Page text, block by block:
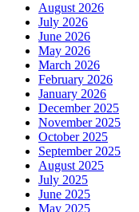
August 2026
July 2026
June 2026
May 2026
March 2026
February 2026
January 2026
December 2025
November 2025
October 2025
September 2025
August 2025
July 2025
June 2025
May 2025